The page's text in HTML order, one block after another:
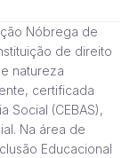
Nóbrega de
de direito
natureza
certificada
Social (CEBAS),
Na área de
Educacional